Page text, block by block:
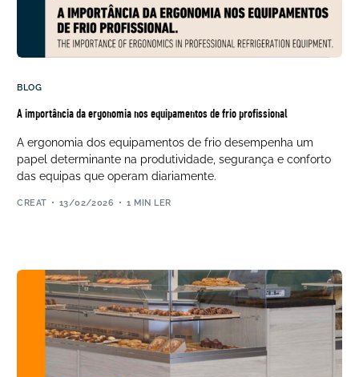
BLOG
A importância da ergonomia nos equipamentos de frio profissional
A ergonomia dos equipamentos de frio desempenha um
papel determinante na produtividade, segurança e conforto
das equipas que operam diariamente.
CREAT 13/02/2026 1 MIN LER